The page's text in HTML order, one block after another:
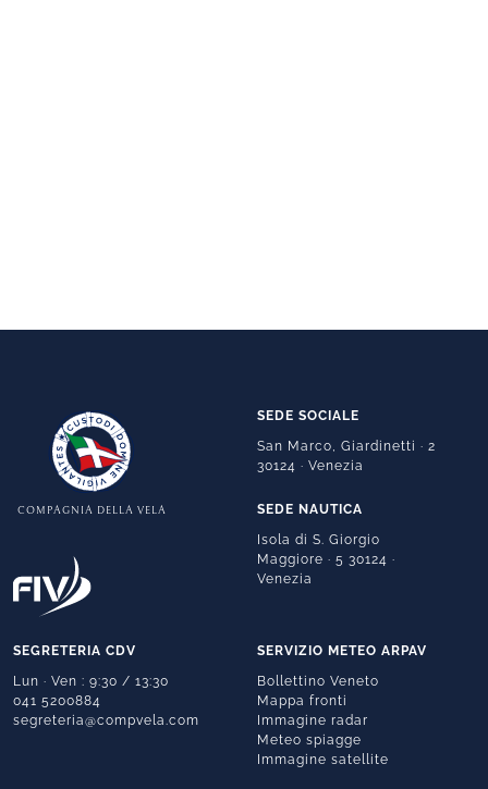
COMPAGNIA DELLA VELA
SEDE SOCIALE
San Marco, Giardinetti · 2
30124 · Venezia
SEDE NAUTICA
Isola di S. Giorgio
Maggiore · 5 30124 ·
Venezia
SEGRETERIA CDV
Lun · Ven : 9:30 / 13:30
041 5200884
segreteria@compvela.com
SERVIZIO METEO ARPAV
Bollettino Veneto
Mappa fronti
Immagine radar
Meteo spiagge
Immagine satellite